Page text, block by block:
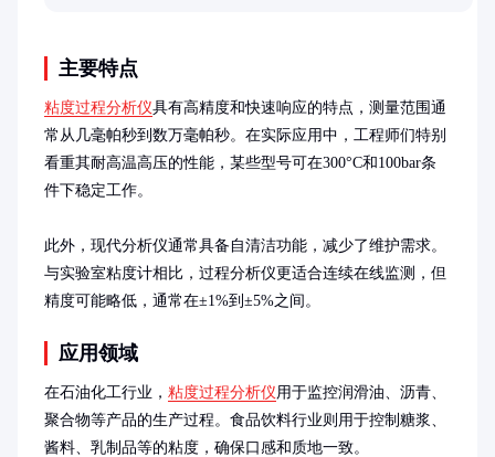
主要特点
粘度过程分析仪具有高精度和快速响应的特点，测量范围通
常从几毫帕秒到数万毫帕秒。在实际应用中，工程师们特别
看重其耐高温高压的性能，某些型号可在300°C和100bar条
件下稳定工作。
此外，现代分析仪通常具备自清洁功能，减少了维护需求。
与实验室粘度计相比，过程分析仪更适合连续在线监测，但
精度可能略低，通常在±1%到±5%之间。
应用领域
在石油化工行业， 粘度过程分析仪用于监控润滑油、沥青、
聚合物等产品的生产过程。食品饮料行业则用于控制糖浆、
酱料、乳制品等的粘度，确保口感和质地一致。